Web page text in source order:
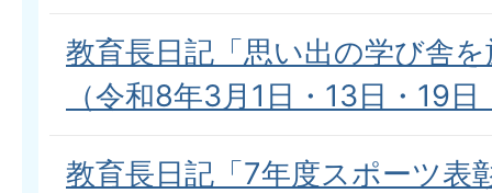
教育長日記「思い出の学び舎
（令和8年3月1日・13日・19
教育長日記「7年度スポーツ表